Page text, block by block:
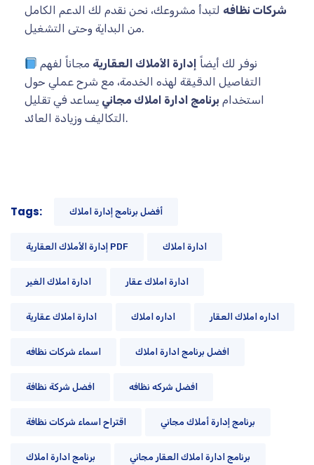
شركات نظافه لتبدأ مشروعك، نحن نقدم لك الدعم الكامل
من البداية وحتى التشغيل.
نوفر لك أيضاً إدارة الأملاك العقارية مجاناً لفهم
التفاصيل الدقيقة لهذه الخدمة، مع شرح عملي حول
استخدام برنامج ادارة املاك مجاني يساعد في تقليل
التكاليف وزيادة العائد.
Tags: أفضل برنامج إدارة املاك
إدارة الأملاك العقارية PDF ادارة املاك
ادارة املاك الغير ادارة املاك عقار
ادارة املاك عقارية اداره املاك اداره املاك العقار
اسماء شركات نظافه افضل برنامج ادارة املاك
افضل شركة نظافة افضل شركه نظافه
اقتراح اسماء شركات نظافة برنامج إدارة أملاك مجاني
برنامج ادارة املاك برنامج ادارة املاك العقار مجاني